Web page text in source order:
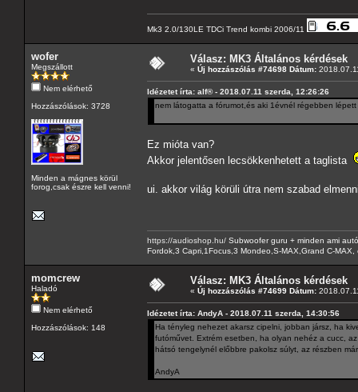
Mk3 2.0/130LE TDCi Trend kombi 2006/11
wofer
Megszállott
Nem elérhető
Hozzászólások: 3728
Minden a mágnes körül
forog,csak észre kell venni!
Válasz: MK3 Általános kérdések
« Új hozzászólás #74698 Dátum:
Idézetet írta: alf® - 2018.07.11 szerda, 12:26:26
nem látogatta a fórumot,és aki 1évnél régebben
Ez mióta van?
Akkor jelentősen lecsökkenhetett a taglista
ui. akkor világ körüli útra nem szabad
https://audioshop.hu/ Subwoofer guru + minden ami
Fordok,3 Capri,1Focus,3 Mondeo,S-MAX,Grand C-
momcrew
Haladó
Nem elérhető
Hozzászólások: 148
Válasz: MK3 Általános kérdések
« Új hozzászólás #74699 Dátum:
Idézetet írta: AndyA - 2018.07.11 szerda, 14:30:56
Ha tényleg nehezet akarsz cipelni, jobban jársz, ha
futóművet. Extrém esetben, ha olyan nehéz a cucc,
hátsó tengelynél előbbre pakolsz súlyt, az részben
AndyA